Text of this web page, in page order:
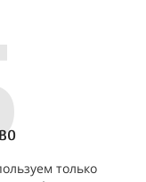
только